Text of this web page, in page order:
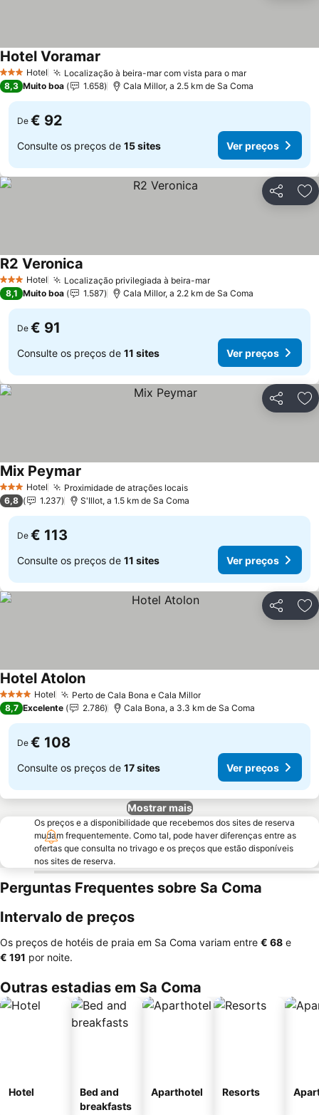
3 EstrelasHotel Localização à beira-mar com vista para o marVer preços
Hotel Voramar
8,3 Muito boa 1.658 Cala Millor, a 2.5 km de Sa Coma
De € 92
Consulte os preços de 15 sites Ver preços
Partilhar
3 EstrelasHotel Localização privilegiada à beira-marVer preços
R2 Veronica
8,1 Muito boa 1.587 Cala Millor, a 2.2 km de Sa Coma
De € 91
Consulte os preços de 11 sites Ver preços
Partilhar
3 EstrelasHotel Proximidade de atrações locaisVer preços
Mix Peymar
6,8 1.237 S'Illot, a 1.5 km de Sa Coma
De € 113
Consulte os preços de 11 sites Ver preços
Partilhar
4 EstrelasHotel Perto de Cala Bona e Cala MillorVer preços
Hotel AtolonVer preços
8,7 Excelente 2.786 Cala Bona, a 3.3 km de Sa Coma
De € 108
Consulte os preços de 17 sites Ver preços
Mostrar mais
Os preços e a disponibilidade que recebemos dos sites de reserva
mudam frequentemente. Como tal, pode haver diferenças entre as
ofertas que consulta no trivago e os preços que estão disponíveis
nos sites de reserva.
Perguntas Frequentes sobre Sa Coma
Intervalo de preços
Os preços de hotéis de praia em Sa Coma variam entre ‎€ 68 e
‎€ 191 por noite.
Outras estadias em Sa Coma
Hotel
Bed and
breakfasts
Aparthotel Resorts